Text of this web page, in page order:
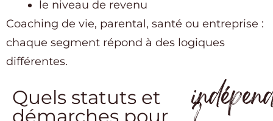
le niveau de revenu
Coaching de vie, parental, santé ou entreprise :
chaque segment répond à des logiques
différentes.
Quels statuts et
démarches pour